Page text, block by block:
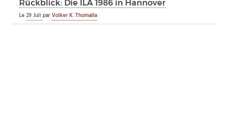
Rückblick: Die ILA 1986 in Hannover
Le29 JuliparVolker K. Thomalla